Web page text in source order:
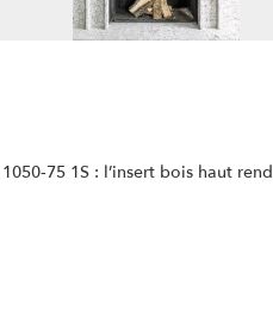
1S : l’insert bois haut